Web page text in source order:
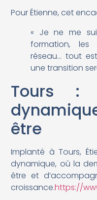
Pour Étienne, cet
« Je ne me
formation,
réseau… tout
une transition
Tours :
être
Implanté à Tours,
dynamique, où la
être et
croissance.https://